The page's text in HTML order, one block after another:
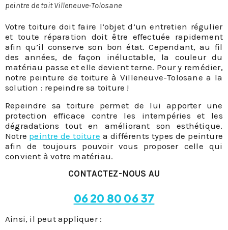
peintre de toit Villeneuve-Tolosane
Votre toiture doit faire l’objet d’un entretien régulier
et toute réparation doit être effectuée rapidement
afin qu’il conserve son bon état. Cependant, au fil
des années, de façon inéluctable, la couleur du
matériau passe et elle devient terne. Pour y remédier,
notre peinture de toiture à Villeneuve-Tolosane a la
solution : repeindre sa toiture !
Repeindre sa toiture permet de lui apporter une
protection efficace contre les intempéries et les
dégradations tout en améliorant son esthétique.
Notre peintre de toiture a différents types de peinture
afin de toujours pouvoir vous proposer celle qui
convient à votre matériau.
CONTACTEZ-NOUS AU
06 20 80 06 37
Ainsi, il peut appliquer :